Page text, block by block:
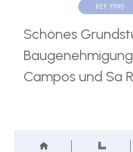
REF. F1195
Schönes
Campos und Sa